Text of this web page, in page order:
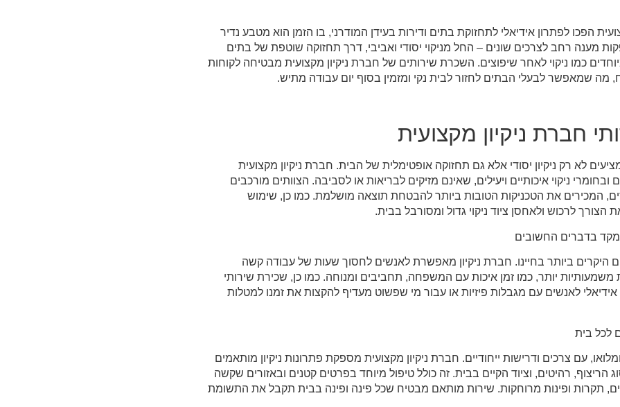
הפכו לפתרון אידיאלי לתחזוקת בתים ודירות בעידן המודרני, בו הזמן הוא מטבע נדיר
מענה רחב לצרכים שונים – החל מניקוי יסודי ואביבי, דרך תחזוקה שוטפת של בתים
כמו ניקוי לאחר שיפוצים. השכרת שירותים של חברת ניקיון מקצועית מבטיחה לקוחות
מה שמאפשר לבעלי הבתים לחזור לבית נקי ומזמין בסוף יום עבודה מתיש.
חברת ניקיון מקצועית
מציעים לא רק ניקיון יסודי אלא גם תחזוקה אופטימלית של הבית. חברת ניקיון מקצועית
ניקוי איכותיים ויעילים, שאינם מזיקים לבריאות או לסביבה. הצוותים מורכבים
המכירים את הטכניקות הטובות ביותר להבטחת תוצאה מושלמת. כמו כן, שימוש
הצורך לרכוש ולאחסן ציוד ניקוי גדול ומסורבל בבית.
בדברים החשובים
היקרים ביותר בחיינו. חברת ניקיון מאפשרת לאנשים לחסוך שעות של עבודה קשה
משמעותיות יותר, כמו זמן איכות עם המשפחה, תחביבים ומנוחה. כמו כן, שכירת שירותי
אידיאלי לאנשים עם מגבלות פיזיות או עבור מי שפשוט מעדיף להקצות את זמנו למטלות
לכל בית
עם צרכים ודרישות ייחודיים. חברת ניקיון מקצועית מספקת פתרונות ניקיון מותאמים
רהיטים, וציוד הקיים בבית. זה כולל טיפול מיוחד בפרטים קטנים ובאזורים שקשה
תקרות ופינות מרוחקות. שירות מותאם מבטיח שכל פינה ופינה בבית תקבל את התשומת